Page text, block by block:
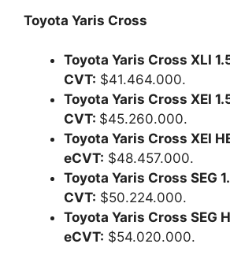
Toyota Yaris Cross
Toyota Yaris Cross XLI
CVT: $41.464.000.
Toyota Yaris Cross XEI
CVT: $45.260.000.
Toyota Yaris Cross XEI
eCVT: $48.457.000.
Toyota Yaris Cross SEG
CVT: $50.224.000.
Toyota Yaris Cross SEG
eCVT: $54.020.000.